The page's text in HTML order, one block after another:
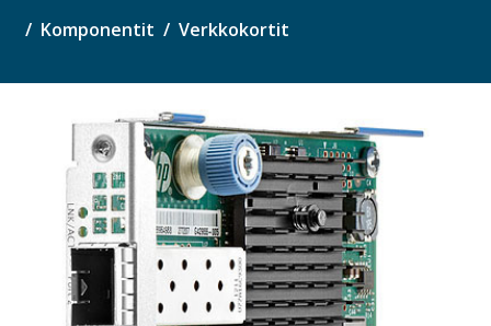
Komponentit Verkkokortit